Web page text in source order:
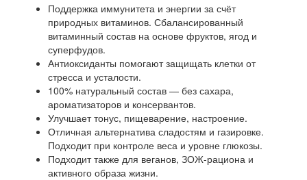
Поддержка иммунитета и энергии за счёт
природных витаминов. Сбалансированный
витаминный состав на основе фруктов, ягод и
суперфудов.
Антиоксиданты помогают защищать клетки от
стресса и усталости.
100% натуральный состав — без сахара,
ароматизаторов и консервантов.
Улучшает тонус, пищеварение, настроение.
Отличная альтернатива сладостям и газировке.
Подходит при контроле веса и уровне глюкозы.
Подходит также для веганов, ЗОЖ-рациона и
активного образа жизни.